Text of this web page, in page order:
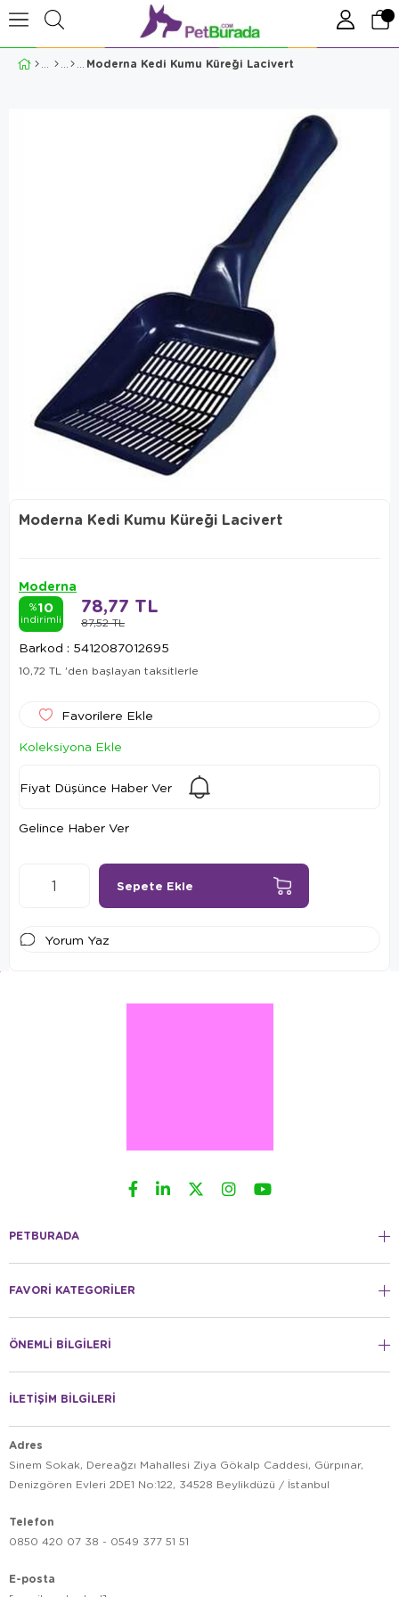
Moderna Kedi Kumu Küreği Lacivert
Moderna Kedi Kumu Küreği Lacivert
Moderna
%10
indirimli 87,52 TL
78,77 TL
Barkod : 5412087012695
10,72 TL 'den başlayan taksitlerle
Favorilere Ekle
Koleksiyona Ekle
Fiyat Düşünce Haber Ver
Gelince Haber Ver
Yorum Yaz
PETBURADA
FAVORİ KATEGORİLER
ÖNEMLİ BİLGİLERİ
İLETİŞİM BİLGİLERİ
Adres
Sinem Sokak, Dereağzı Mahallesi Ziya Gökalp Caddesi, Gürpınar,
Denizgören Evleri 2DE1 No:122, 34528 Beylikdüzü / İstanbul
Telefon
0850 420 07 38 - 0549 377 51 51
E-posta